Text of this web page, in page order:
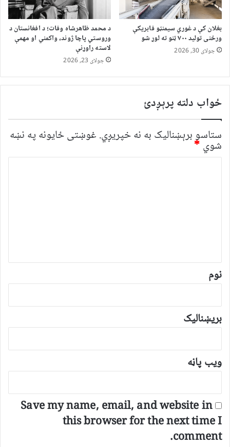
بغلان کې د غوري سیمنټو فابریکې
ورځنی تولید ۷۰۰ ټنو ته لوړ شو
جولای 30, 2026
د محمد ظاهرشاه وفات؛ د افغانستان د
وروستي پاچا ژوند، واکمني او مهمې
لاسته راوړنې
جولای 23, 2026
ځواب دلته پرېږدئ
ستاسو برېښناليک به نه خپريږي. غوښتى ځایونه په نښه
شوي *
*
نوم
بریښنالیک
ویب پاڼه
Save my name, email, and website in
this browser for the next time I
comment.